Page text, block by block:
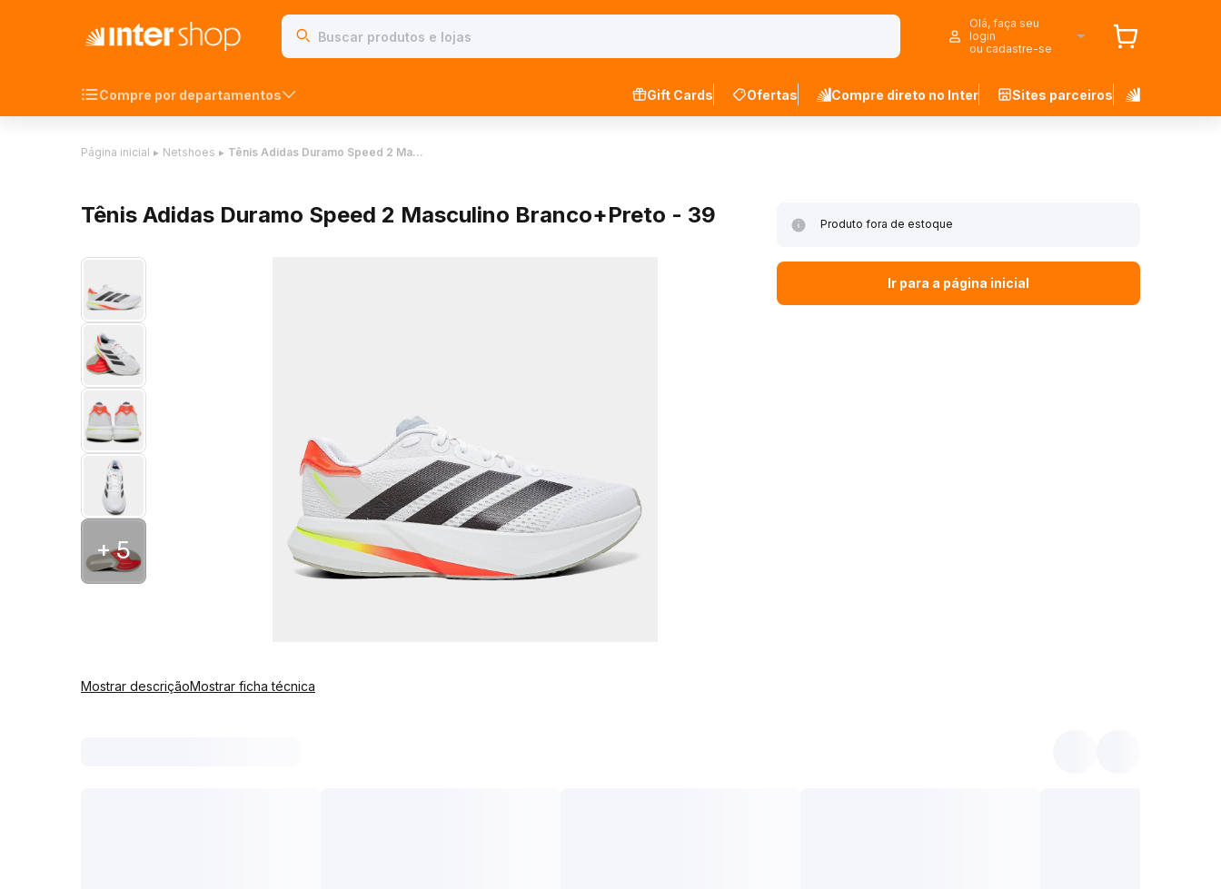
Olá, faça seu
login
ou cadastre-se
Compre por departamentos Gift Cards Ofertas Compre direto no Inter Sites parceiros
Página inicial ▸ Netshoes ▸ Tênis Adidas Duramo Speed 2 Ma…
Tênis Adidas Duramo Speed 2 Masculino Branco+Preto - 39
+ 5
Mostrar descriçãoMostrar ficha técnica
Produto fora de estoque
Ir para a página inicial